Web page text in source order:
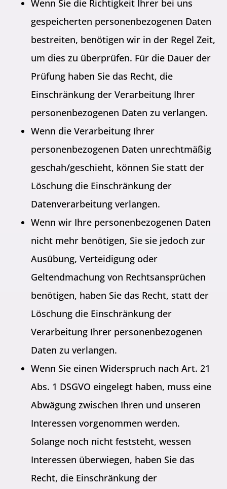
Wenn Sie die Richtigkeit Ihrer bei uns
gespeicherten personenbezogenen Daten
bestreiten, benötigen wir in der Regel Zeit,
um dies zu überprüfen. Für die Dauer der
Prüfung haben Sie das Recht, die
Einschränkung der Verarbeitung Ihrer
personenbezogenen Daten zu verlangen.
Wenn die Verarbeitung Ihrer
personenbezogenen Daten unrechtmäßig
geschah/geschieht, können Sie statt der
Löschung die Einschränkung der
Datenverarbeitung verlangen.
Wenn wir Ihre personenbezogenen Daten
nicht mehr benötigen, Sie sie jedoch zur
Ausübung, Verteidigung oder
Geltendmachung von Rechtsansprüchen
benötigen, haben Sie das Recht, statt der
Löschung die Einschränkung der
Verarbeitung Ihrer personenbezogenen
Daten zu verlangen.
Wenn Sie einen Widerspruch nach Art. 21
Abs. 1 DSGVO eingelegt haben, muss eine
Abwägung zwischen Ihren und unseren
Interessen vorgenommen werden.
Solange noch nicht feststeht, wessen
Interessen überwiegen, haben Sie das
Recht, die Einschränkung der